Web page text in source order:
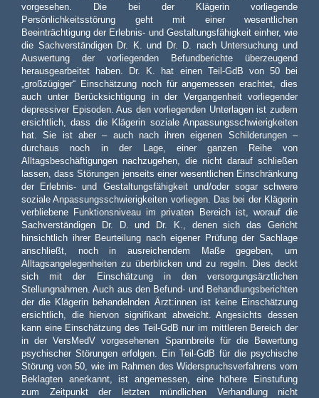
vorgesehen. Die bei der Klägerin vorliegende
Persönlichkeitsstörung geht mit einer wesentlichen
Beeinträchtigung der Erlebnis- und Gestaltungsfähigkeit einher, wie
die Sachverständigen Dr. K. und Dr. D. nach Untersuchung und
Auswertung der vorliegenden Befundberichte überzeugend
herausgearbeitet haben. Dr. K. hat einen Teil-GdB von 50 bei
„großzügiger“ Einschätzung noch für angemessen erachtet, dies
auch unter Berücksichtigung in der Vergangenheit vorliegender
depressiver Episoden. Aus den vorliegenden Unterlagen ist zudem
ersichtlich, dass die Klägerin soziale Anpassungsschwierigkeiten
hat. Sie ist aber – auch nach ihren eigenen Schilderungen –
durchaus noch in der Lage, einer ganzen Reihe von
Alltagsbeschäftigungen nachzugehen, die nicht darauf schließen
lassen, dass Störungen jenseits einer wesentlichen Einschränkung
der Erlebnis- und Gestaltungsfähigkeit und/oder sogar schwere
soziale Anpassungsschwierigkeiten vorliegen. Das bei der Klägerin
verbliebene Funktionsniveau im privaten Bereich ist, worauf die
Sachverständigen Dr. D. und Dr. K., denen sich das Gericht
hinsichtlich ihrer Beurteilung nach eigener Prüfung der Sachlage
anschließt, noch in ausreichendem Maße gegeben, um
Alltagsangelegenheiten zu überblicken und zu regeln. Dies deckt
sich mit der Einschätzung in den versorgungsärztlichen
Stellungnahmen. Auch aus den Befund- und Behandlungsberichten
der die Klägerin behandelnden Ärzt:innen ist keine Einschätzung
ersichtlich, die hiervon signifikant abweicht. Angesichts dessen
kann eine Einschätzung des Teil-GdB nur im mittleren Bereich der
in der VersMedV vorgesehenen Spannbreite für die Bewertung
psychischer Störungen erfolgen. Ein Teil-GdB für die psychische
Störung von 50, wie im Rahmen des Widerspruchsverfahrens vom
Beklagten anerkannt, ist angemessen, eine höhere Einstufung
zum Zeitpunkt der letzten mündlichen Verhandlung nicht